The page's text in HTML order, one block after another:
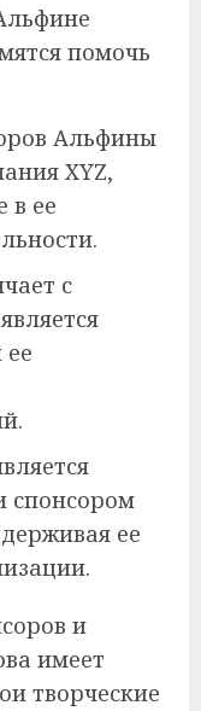
помочь
Альфины
XYZ,
в ее
с
спонсором
ее
и
имеет
творческие